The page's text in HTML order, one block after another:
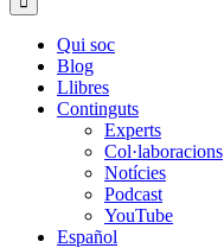
Qui soc
Blog
Llibres
Continguts
Experts
Col·laboracions
Notícies
Podcast
YouTube
Español